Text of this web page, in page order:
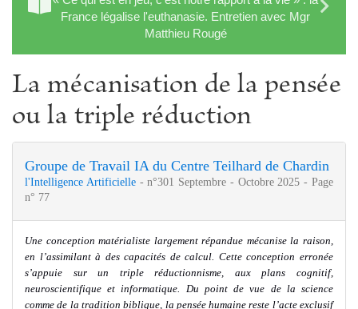
France légalise l'euthanasie. Entretien avec Mgr
Matthieu Rougé
La mécanisation de la pensée
ou la triple réduction
Groupe de Travail IA du Centre Teilhard de Chardin
l'Intelligence Artificielle - n°301 Septembre - Octobre 2025 - Page
n° 77
Une conception matérialiste largement répandue mécanise la raison,
en l’assimilant à des capacités de calcul. Cette conception erronée
s’appuie sur un triple réductionnisme, aux plans cognitif,
neuroscientifique et informatique. Du point de vue de la science
comme de la tradition biblique, la pensée humaine reste l’acte exclusif